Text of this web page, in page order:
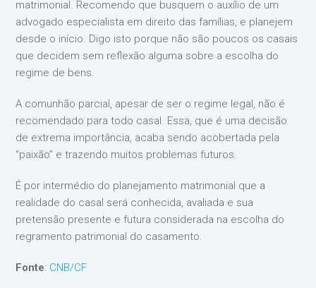
matrimonial. Recomendo que busquem o auxílio de um
advogado especialista em direito das famílias, e planejem
desde o início. Digo isto porque não são poucos os casais
que decidem sem reflexão alguma sobre a escolha do
regime de bens.
A comunhão parcial, apesar de ser o regime legal, não é
recomendado para todo casal. Essa, que é uma decisão
de extrema importância, acaba sendo acobertada pela
“paixão” e trazendo muitos problemas futuros.
É por intermédio do planejamento matrimonial que a
realidade do casal será conhecida, avaliada e sua
pretensão presente e futura considerada na escolha do
regramento patrimonial do casamento.
Fonte: CNB/CF